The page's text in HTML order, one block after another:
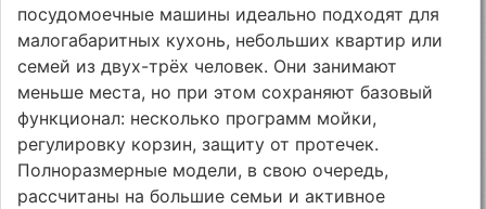
посудомоечные машины идеально подходят для
малогабаритных кухонь, небольших квартир или
семей из двух-трёх человек. Они занимают
меньше места, но при этом сохраняют базовый
функционал: несколько программ мойки,
регулировку корзин, защиту от протечек.
Полноразмерные модели, в свою очередь,
рассчитаны на большие семьи и активное